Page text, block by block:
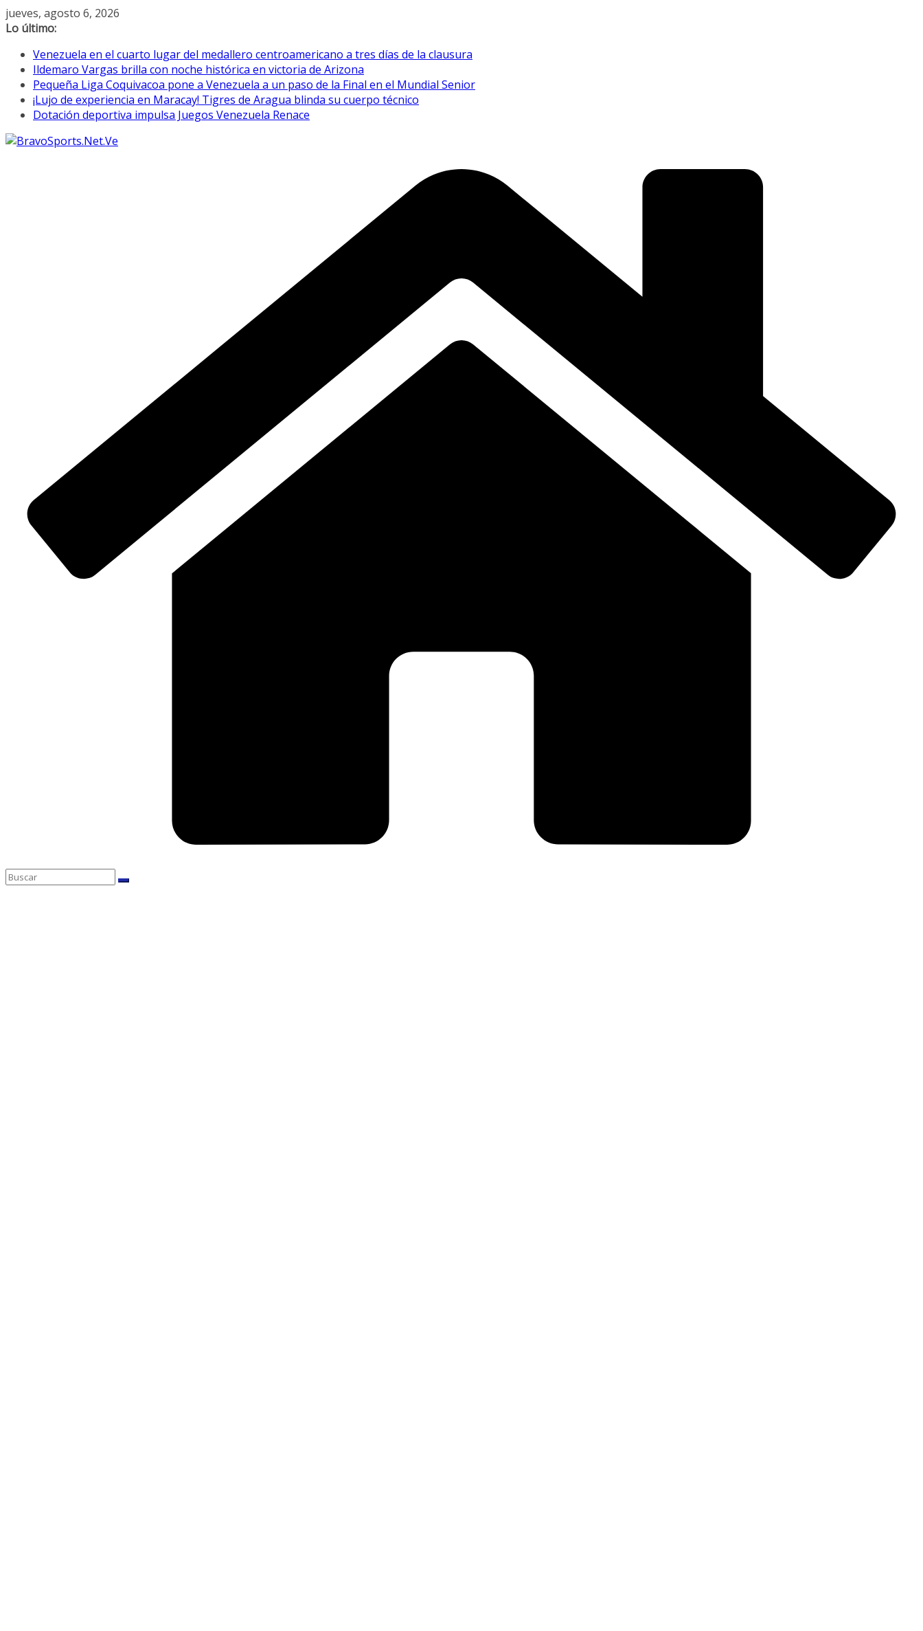
Saltar
al
jueves, agosto 6, 2026
Lo último:
Venezuela en el cuarto lugar del medallero centroamericano a tres días de la clausura
Ildemaro Vargas brilla con noche histórica en victoria de Arizona
Pequeña Liga Coquivacoa pone a Venezuela a un paso de la Final en el Mundial Senior
¡Lujo de experiencia en Maracay! Tigres de Aragua blinda su cuerpo técnico
Dotación deportiva impulsa Juegos Venezuela Renace